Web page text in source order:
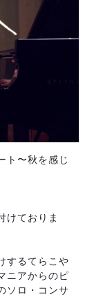
ト〜秋を感じ
けておりま
するてらこや
ニアからのピ
ソロ・コンサ